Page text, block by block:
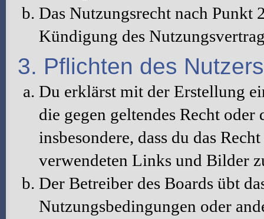
Das Nutzungsrecht nach Punkt
Kündigung des
3. Pflichten des Nutzers
Du erklärst mit der Erstellung
die gegen geltendes Recht
insbesondere, dass du das
verwendeten Links und Bilder
Der Betreiber des Boards übt
Nutzungsbedingungen oder